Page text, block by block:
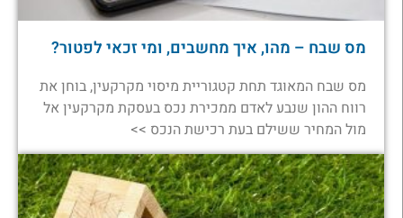
מס שבח – מהו, איך מחשבים, ומי זכאי לפטור?
מס שבח המאוגד תחת קטגוריית מיסוי מקרקעין, בוחן את
רווח ההון שנבע לאדם ממכירת נכס בעסקת מקרקעין אל
מול המחיר ששילם בעת רכישת הנכס >>